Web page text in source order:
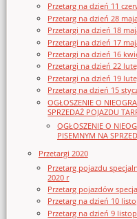
Przetarg na dzień 11
Przetarg na dzień 28
Przetargi na dzień 18
Przetargi na dzień 17
Przetargi na dzień 16
Przetargi na dzień 22
Przetargi na dzień 19
Przetarg na dzień 15
OGŁOSZENIE O
SPRZEDAŻ POJAZDU
OGŁOSZENIE O
PISEMNYM NA
Przetargi 2020
Przetarg pojazdu
2020 r
Przetarg pojazdów
Przetarg na dzień 10
Przetarg na dzień 9